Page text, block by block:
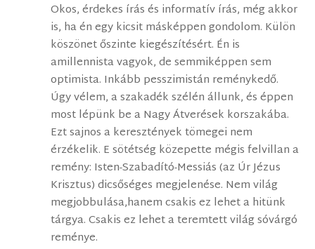
Okos, érdekes írás és informatív írás, még akkor
is, ha én egy kicsit másképpen gondolom. Külön
köszönet őszinte kiegészítésért. Én is
amillennista vagyok, de semmiképpen sem
optimista. Inkább pesszimistán reménykedő.
Úgy vélem, a szakadék szélén állunk, és éppen
most lépünk be a Nagy Átverések korszakába.
Ezt sajnos a keresztények tömegei nem
érzékelik. E sötétség közepette mégis felvillan a
remény: Isten-Szabadító-Messiás (az Úr Jézus
Krisztus) dicsőséges megjelenése. Nem világ
megjobbulása,hanem csakis ez lehet a hitünk
tárgya. Csakis ez lehet a teremtett világ sóvárgó
reménye.